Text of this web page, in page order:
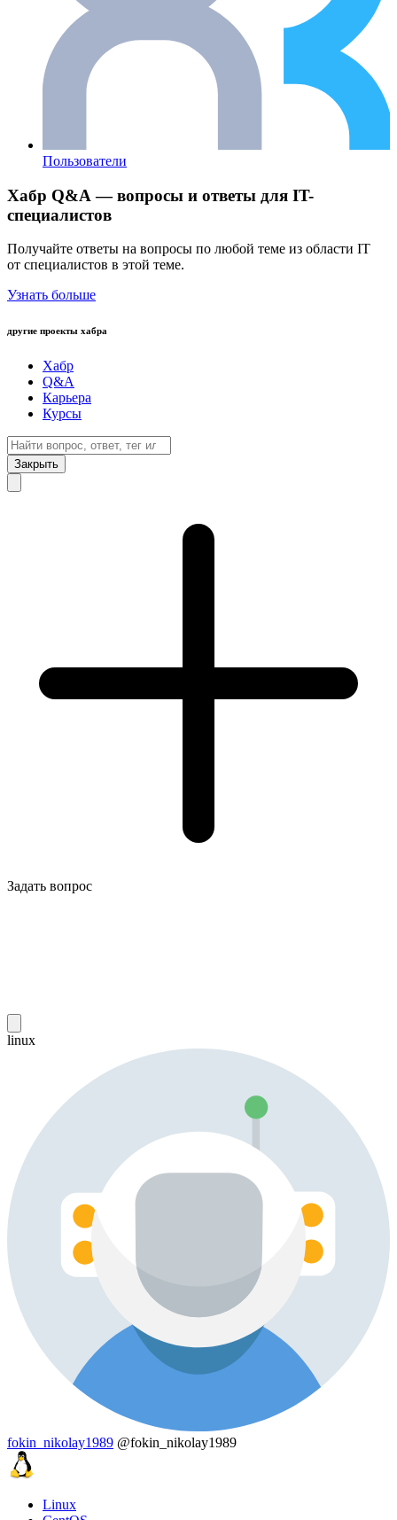
Пользователи
Хабр Q&A — вопросы и ответы для IT-
специалистов
Получайте ответы на вопросы по любой теме из области IT
от специалистов в этой теме.
Узнать больше
другие проекты хабра
Хабр
Q&A
Карьера
Курсы
Закрыть
Задать вопрос
linux
fokin_nikolay1989 @fokin_nikolay1989
Linux